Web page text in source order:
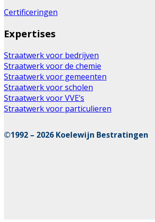
Certificeringen
Expertises
Straatwerk voor bedrijven
Straatwerk voor de chemie
Straatwerk voor gemeenten
Straatwerk voor scholen
Straatwerk voor VVE’s
Straatwerk voor particulieren
©1992 – 2026 Koelewijn Bestratingen